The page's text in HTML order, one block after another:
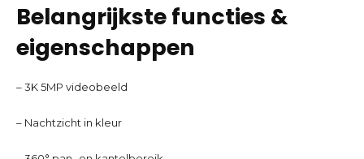
Belangrijkste functies &
eigenschappen
– 3K 5MP videobeeld
– Nachtzicht in kleur